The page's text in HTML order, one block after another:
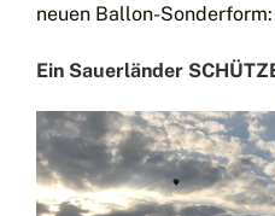
neuen Ballon-Sonderform:
Ein Sauerländer